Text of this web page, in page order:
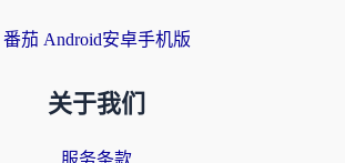
番茄 Android安卓手机版
关于我们